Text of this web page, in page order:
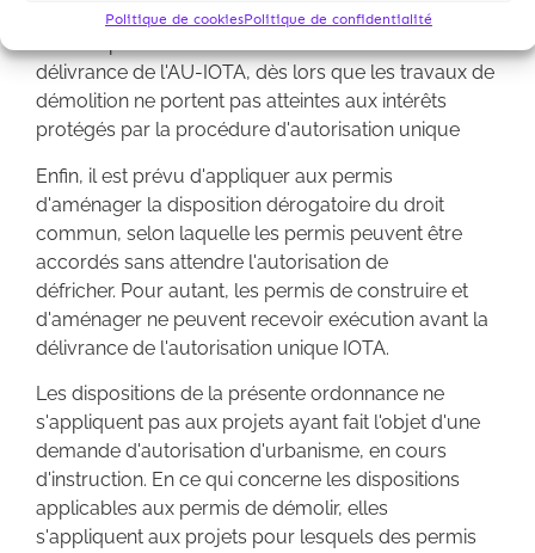
Politique de cookiesPolitique de confidentialité
IOTA est quant à elle supprimée. Les permis de
délivrance de l'AU-IOTA, dès lors que les travaux de
démolition ne portent pas atteintes aux intérêts
protégés par la procédure d'autorisation unique
Enfin, il est prévu d'appliquer aux permis
d'aménager la disposition dérogatoire du droit
commun, selon laquelle les permis peuvent être
accordés sans attendre l'autorisation de
défricher. Pour autant, les permis de construire et
d'aménager ne peuvent recevoir exécution avant la
délivrance de l'autorisation unique IOTA.
Les dispositions de la présente ordonnance ne
s'appliquent pas aux projets ayant fait l'objet d'une
demande d'autorisation d'urbanisme, en cours
d'instruction. En ce qui concerne les dispositions
applicables aux permis de démolir, elles
s'appliquent aux projets pour lesquels des permis